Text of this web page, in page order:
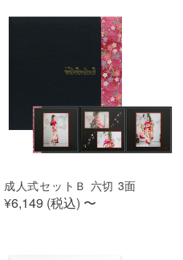
成人式セットＢ 六切 3面
¥6,149 (税込) 〜